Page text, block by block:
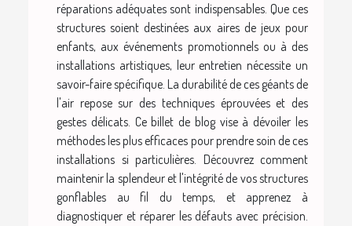
réparations adéquates sont indispensables. Que ces
structures soient destinées aux aires de jeux pour
enfants, aux événements promotionnels ou à des
installations artistiques, leur entretien nécessite un
savoir-faire spécifique. La durabilité de ces géants de
l'air repose sur des techniques éprouvées et des
gestes délicats. Ce billet de blog vise à dévoiler les
méthodes les plus efficaces pour prendre soin de ces
installations si particulières. Découvrez comment
maintenir la splendeur et l'intégrité de vos structures
gonflables au fil du temps, et apprenez à
diagnostiquer et réparer les défauts avec précision.